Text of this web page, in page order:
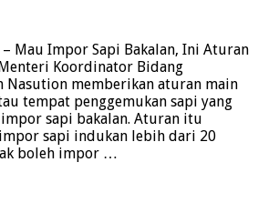
– Mau Impor Sapi Bakalan, Ini Aturan
Koordinator Bidang
Nasution memberikan aturan main
tempat penggemukan sapi yang
sapi bakalan. Aturan itu
sapi indukan lebih dari 20
boleh impor …